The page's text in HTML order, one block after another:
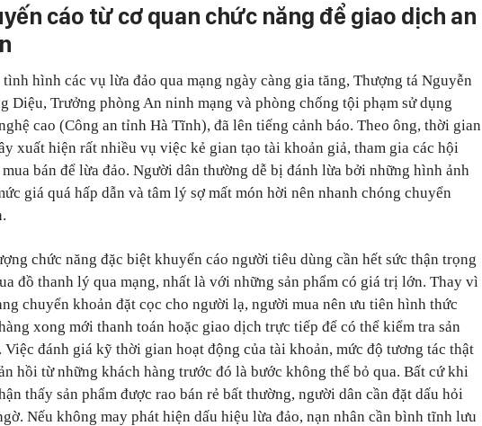
cáo từ cơ quan chức năng để giao dịch an
tình hình các vụ lừa đảo qua mạng ngày càng gia tăng, Thượng tá Nguyễn
Diệu, Trưởng phòng An ninh mạng và phòng chống tội phạm sử dụng
cao (Công an tỉnh Hà Tĩnh), đã lên tiếng cảnh báo. Theo ông, thời gian
xuất hiện rất nhiều vụ việc kẻ gian tạo tài khoản giả, tham gia các hội
bán để lừa đảo. Người dân thường dễ bị đánh lừa bởi những hình ảnh
giá quá hấp dẫn và tâm lý sợ mất món hời nên nhanh chóng chuyển
chức năng đặc biệt khuyến cáo người tiêu dùng cần hết sức thận trọng
đồ thanh lý qua mạng, nhất là với những sản phẩm có giá trị lớn. Thay vì
chuyển khoản đặt cọc cho người lạ, người mua nên ưu tiên hình thức
xong mới thanh toán hoặc giao dịch trực tiếp để có thể kiểm tra sản
Việc đánh giá kỹ thời gian hoạt động của tài khoản, mức độ tương tác thật
hồi từ những khách hàng trước đó là bước không thể bỏ qua. Bất cứ khi
thấy sản phẩm được rao bán rẻ bất thường, người dân cần đặt dấu hỏi
Nếu không may phát hiện dấu hiệu lừa đảo, nạn nhân cần bình tĩnh lưu